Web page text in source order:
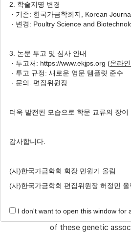
Association of
Korean Native
Lee
,Dong Kee
Author
Published Online: Dec
growth, in chickens.
associated with body
is not yet
SNPs that can be
of these genetic
2. 학술지명 변경
· 기존: 한국가금학회지, Korean
· 변경: Poultry Science and
3. 논문 투고 및 심사 안내
· 투고처: https://www.ekjps.org (온라
· 투고 규정: 새로운 영문 템플릿 준수
· 문의: 편집위원장
더욱 발전된 모습으로 학문 교류의 장
감사합니다.
(사)한국가금학회 회장 민원기 올림
(사)한국가금학회 편집위원장 허정민 올
I don't want to open this window for